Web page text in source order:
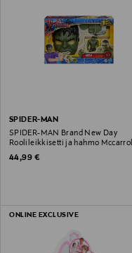
SPIDER-MAN
SPIDER-MAN Brand New Day
Roolileikkisetti ja hahmo Mccarroll
Original Price
44,99 €
ONLINE EXCLUSIVE